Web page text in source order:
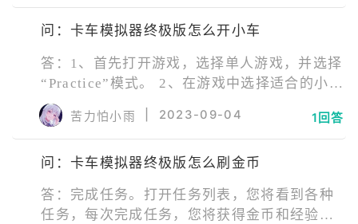
检查您的网络连接是否正常。 2、 版本更新问
题：如果您的游戏版本过旧，可能会导致无法
更新到最新版本。
问：卡车模拟器终极版怎么开小车
答：1、首先打开游戏，选择单人游戏，并选择
“Practice”模式。 2、在游戏中选择适合的小
车，并在游戏中进行调整和配置。 3、通过使
用箭头键来控制小车的运动，确保避免与其他
车辆和障碍物碰撞。 4、要注意小车的速度和
转向，确保汽车移动的平稳和安全。 5、通过
渐适应小车的特性。
苦力怕小雨 2023-09-04 1回答
问：卡车模拟器终极版怎么刷金币
答：完成任务。打开任务列表，您将看到各种
任务，每次完成任务，您将获得金币和经验。